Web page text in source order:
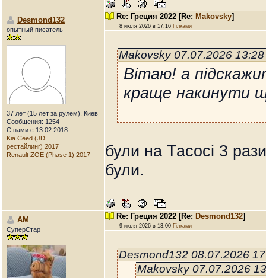
Desmond132
опытный писатель
37 лет (15 лет за рулем), Киев
Сообщения: 1254
С нами с 13.02.2018
Kia Ceed (JD
рестайлинг) 2017
Renault ZOE (Phase 1) 2017
Re: Греция 2022 [Re: Makovsky]
8 июля 2026 в 17:16 Гілками
Makovsky 07.07.2026
Вітаю! а
краще накинути
були на Тасосі 3
були.
AM
СуперСтар
Re: Греция 2022 [Re: Desmond132]
9 июля 2026 в 13:00 Гілками
Desmond132 08.07.2026
Makovsky 07.07.2026